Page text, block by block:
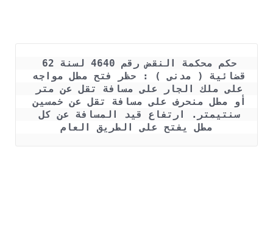
أو مطل منحرف على مسافة تقل عن خمسين
سنتيمتر. ارتفاع قيد المسافة عن كل
مطل يفتح على الطريق العام